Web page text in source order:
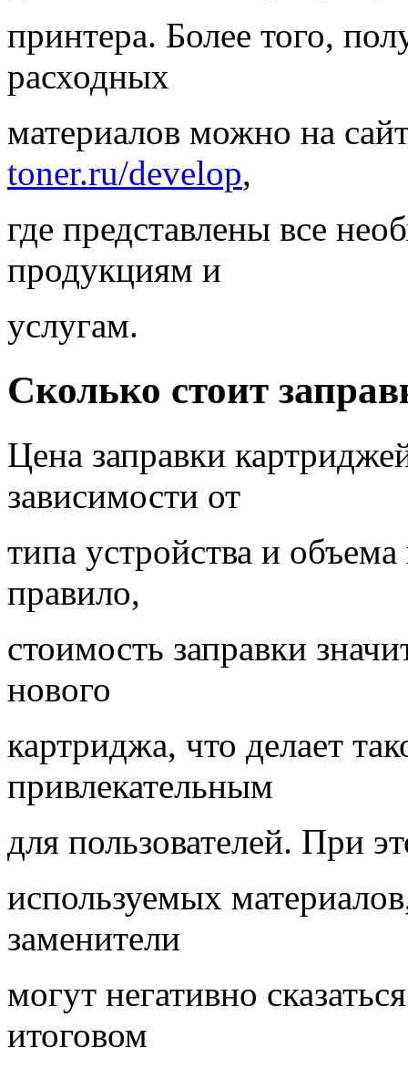
принтера. Более того,
расходных
материалов можно на
toner.ru/develop,
где представлены все
продукциям и
услугам.
Сколько стоит
Цена заправки
зависимости от
типа устройства и
правило,
стоимость заправки
нового
картриджа, что делает
привлекательным
для пользователей. При
используемых
заменители
могут негативно
итоговом